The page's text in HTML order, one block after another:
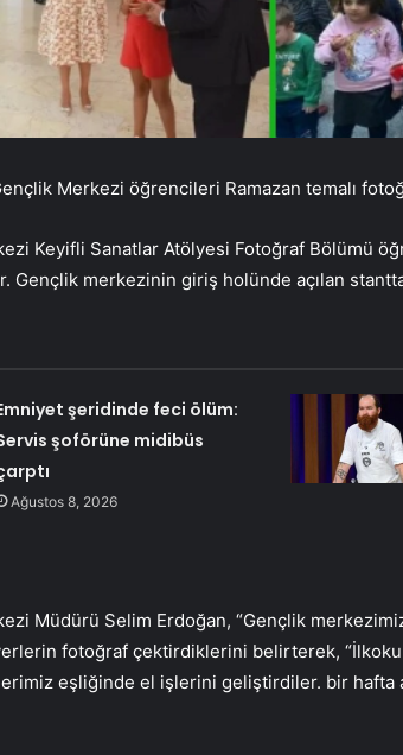
Merkezi öğrencileri Ramazan temalı
Keyifli Sanatlar Atölyesi Fotoğraf Bölümü
Gençlik merkezinin giriş holünde açılan
şeridinde feci ölüm:
şoförüne midibüs
Ağustos 8, 2026
Müdürü Selim Erdoğan, “Gençlik
fotoğraf çektirdiklerini belirterek,
eşliğinde el işlerini geliştirdiler. bir hafta